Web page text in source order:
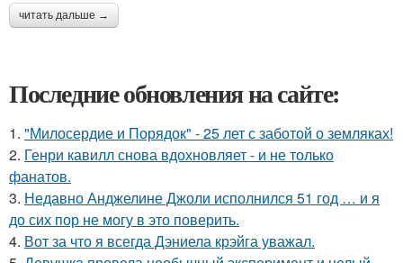
читать дальше →
Последние обновления на сайте:
1. "Милосердие и Порядок" - 25 лет с заботой о земляках!
2. Генри кавилл снова вдохновляет - и не только
фанатов.
3. Недавно Анджелине Джоли исполнился 51 год … и я
до сих пор не могу в это поверить.
4. Вот за что я всегда Дэниела крэйга уважал.